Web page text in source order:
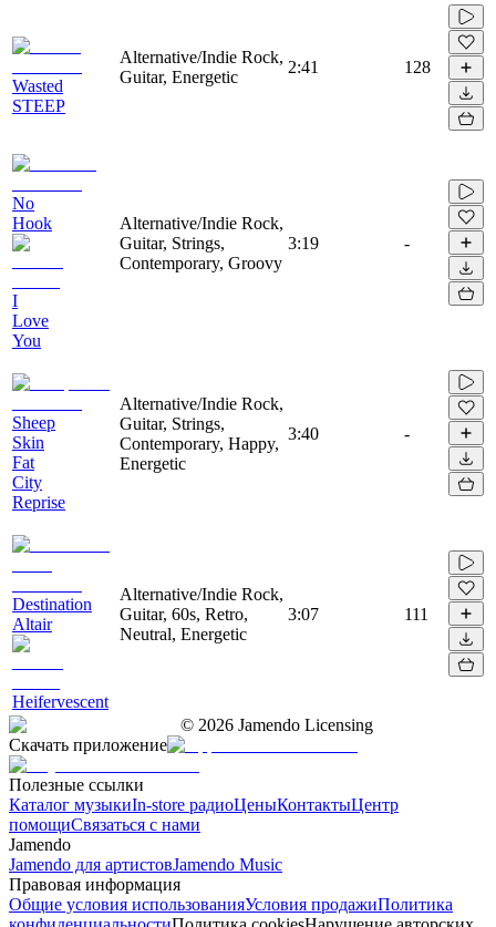
Wasted
STEEP
Alternative/Indie Rock,
Guitar, Energetic
2:41 128
No
Hook
I
Love
You
Alternative/Indie Rock,
Guitar, Strings,
Contemporary, Groovy
3:19 -
Sheep
Skin
Fat
City
Reprise
Alternative/Indie Rock,
Guitar, Strings,
Contemporary, Happy,
Energetic
3:40 -
Destination
Altair
Heifervescent
Alternative/Indie Rock,
Guitar, 60s, Retro,
Neutral, Energetic
3:07 111
© 2026 Jamendo Licensing
Скачать приложение
Полезные ссылки
Каталог музыкиIn-store радиоЦеныКонтактыЦентр
помощиСвязаться с нами
Jamendo
Jamendo для артистовJamendo Music
Правовая информация
Общие условия использованияУсловия продажиПолитика